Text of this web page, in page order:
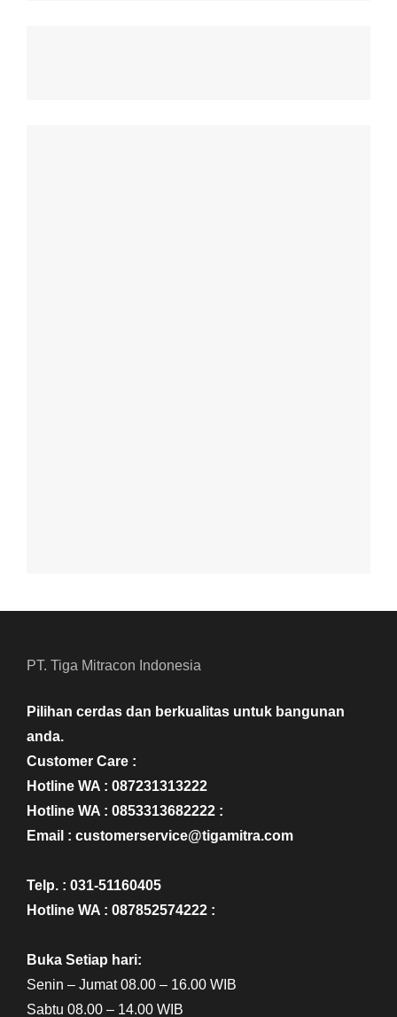
PT. Tiga Mitracon Indonesia
Pilihan cerdas dan berkualitas untuk bangunan
anda.
Customer Care :
Hotline WA : 087231313222
Hotline WA : 0853313682222 :
Email : customerservice@tigamitra.com
Telp. : 031-51160405
Hotline WA : 087852574222 :
Buka Setiap hari:
Senin – Jumat 08.00 – 16.00 WIB
Sabtu 08.00 – 14.00 WIB